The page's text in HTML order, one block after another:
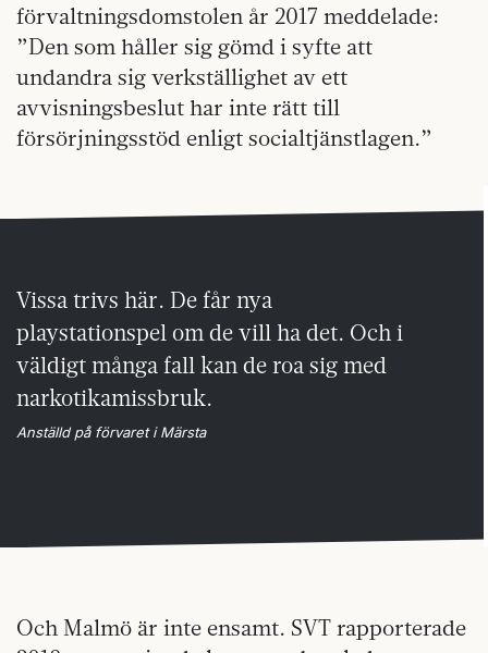
förvaltningsdomstolen år 2017 meddelade:
”Den som håller sig gömd i syfte att
undandra sig verkställighet av ett
avvisningsbeslut har inte rätt till
försörjningsstöd enligt socialtjänstlagen.”
Vissa trivs här. De får nya
playstationspel om de vill ha det. Och i
väldigt många fall kan de roa sig med
narkotikamissbruk.
Anställd på förvaret i Märsta
Och Malmö är inte ensamt. SVT rapporterade